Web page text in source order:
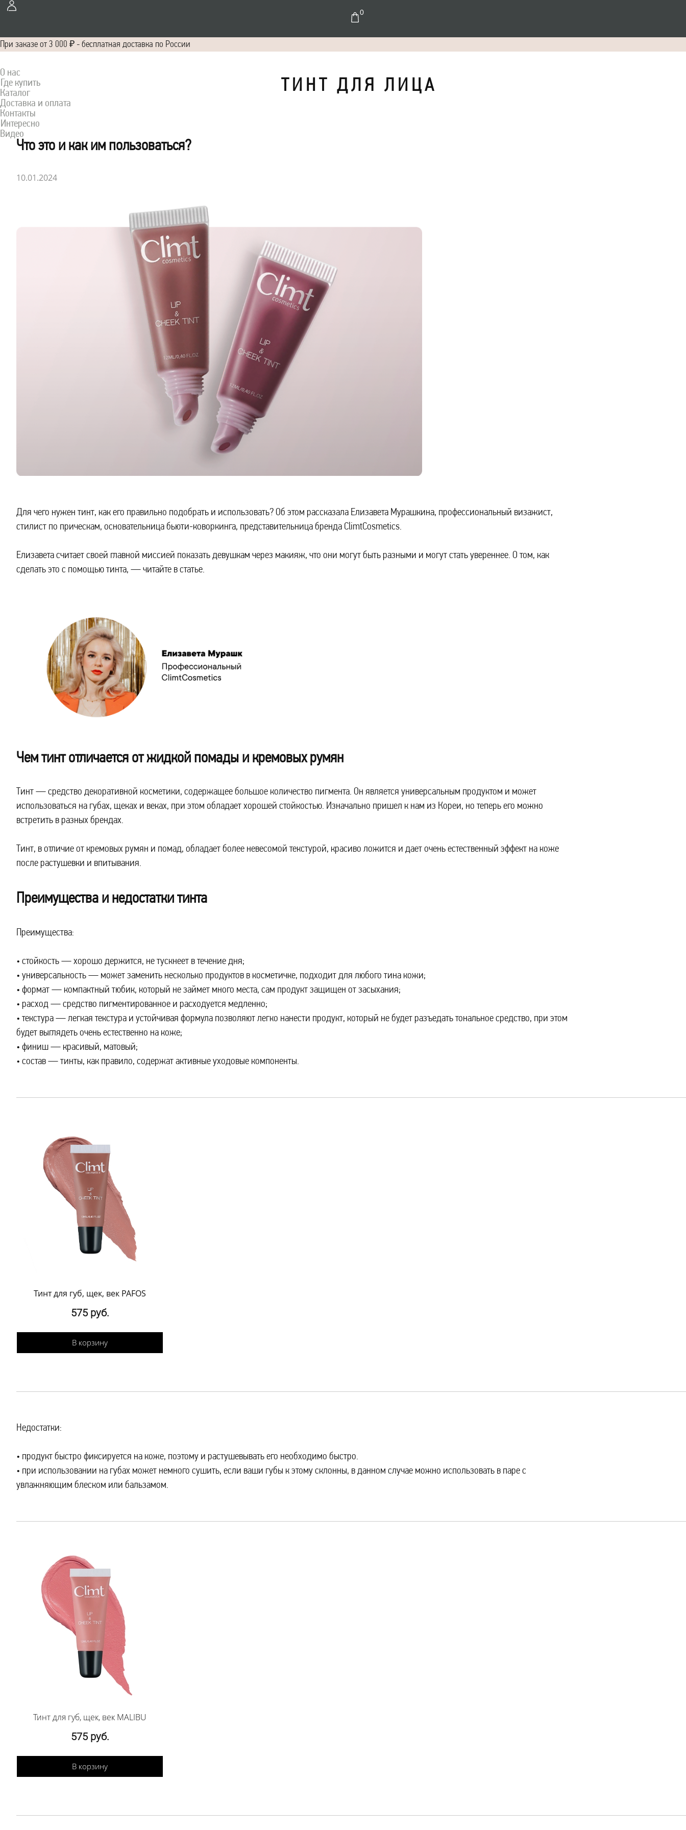
0
О нас
Где купить
Каталог
Доставка и оплата
Контакты
Интересно
Видео
При заказе от 3 000 ₽ - бесплатная доставка по России
Т И Н Т Д Л Я Л И Ц А
Что это и как им пользоваться?
10.01.2024
Для чего нужен тинт, как его правильно подобрать и использовать? Об этом рассказала Елизавета Мурашкина, профессиональный визажист,
стилист по прическам, основательница бьюти-коворкинга, представительница бренда ClimtCosmetics.
Елизавета считает своей главной миссией показать девушкам через макияж, что они могут быть разными и могут стать увереннее. О том, как
сделать это с помощью тинта, — читайте в статье.
Чем тинт отличается от жидкой помады и кремовых румян
Тинт — средство декоративной косметики, содержащее большое количество пигмента. Он является универсальным продуктом и может
использоваться на губах, щеках и веках, при этом обладает хорошей стойкостью. Изначально пришел к нам из Кореи, но теперь его можно
встретить в разных брендах.
Тинт, в отличие от кремовых румян и помад, обладает более невесомой текстурой, красиво ложится и дает очень естественный эффект на коже
после растушевки и впитывания.
Преимущества и недостатки тинта
Преимущества:
стойкость — хорошо держится, не тускнеет в течение дня;
универсальность — может заменить несколько продуктов в косметичке, подходит для любого тина кожи;
формат — компактный тюбик, который не займет много места, сам продукт защищен от засыхания;
расход — средство пигментированное и расходуется медленно;
текстура — легкая текстура и устойчивая формула позволяют легко нанести продукт, который не будет разъедать тональное средство, при этом
будет выглядеть очень естественно на коже;
финиш — красивый, матовый;
состав — тинты, как правило, содержат активные уходовые компоненты.
Тинт для губ, щек, век PAFOS
575 руб.
В корзину
Недостатки:
продукт быстро фиксируется на коже, поэтому и растушевывать его необходимо быстро.
при использовании на губах может немного сушить, если ваши губы к этому склонны, в данном случае можно использовать в паре с
увлажняющим блеском или бальзамом.
Тинт для губ, щек, век MALIBU
575 руб.
В корзину